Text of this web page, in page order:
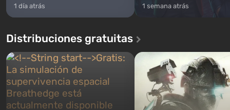
1 día atrás 1 semana atrás
Distribuciones gratuitas